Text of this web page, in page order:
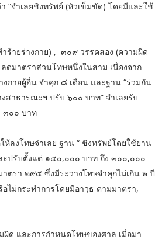
“จำเลยชิงทรัพย์ (หัวเข็มขัด) โดยมีและใช้
ายร่างกาย) , ๓๐๙ วรรคสอง (ความผิด
ดมาตราส่วนโทษหนึ่งในสาม เนื่องจาก
กายผู้อื่น จำคุก ๘ เดือน และฐาน “ร่วมกัน
สาธารณะฯ ปรับ ๖๐๐ บาท” จำเลยรับ
๓๐๐ บาท
ลงโทษจำเลย ฐาน “ ชิงทรัพย์โดยใช้ยาน
ปรับตั้งแต่ ๑๕๐,๐๐๐ บาท ถึง ๓๐๐,๐๐๐
ตรา ๒๙๕ ซึ่งมีระวางโทษจำคุกไม่เกิน ๒ ปี
ไม่กระทำการโดยมีอาวุธ ตามมาตรา,
ผิด และการกำหนดโทษของศาล เมื่อมา